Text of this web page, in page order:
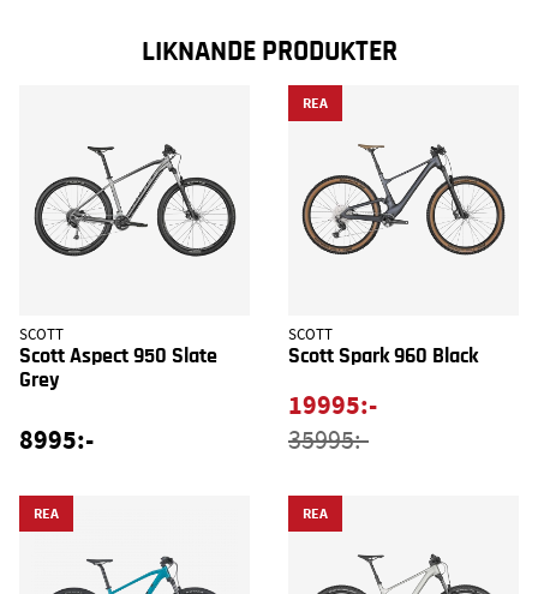
LIKNANDE PRODUKTER
SCOTT
Scott Aspect 950 Slate
Grey
8995:-
REA
SCOTT
Scott Spark 960 Black
19995:-
35995:-
REA REA